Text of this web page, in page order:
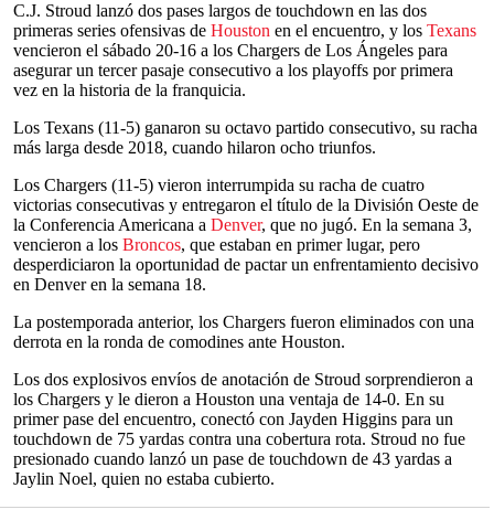
C.J. Stroud lanzó dos pases largos de touchdown en las dos
primeras series ofensivas de Houston en el encuentro, y los Texans
vencieron el sábado 20-16 a los Chargers de Los Ángeles para
asegurar un tercer pasaje consecutivo a los playoffs por primera
vez en la historia de la franquicia.
Los Texans (11-5) ganaron su octavo partido consecutivo, su racha
más larga desde 2018, cuando hilaron ocho triunfos.
Los Chargers (11-5) vieron interrumpida su racha de cuatro
victorias consecutivas y entregaron el título de la División Oeste de
la Conferencia Americana a Denver, que no jugó. En la semana 3,
vencieron a los Broncos, que estaban en primer lugar, pero
desperdiciaron la oportunidad de pactar un enfrentamiento decisivo
en Denver en la semana 18.
La postemporada anterior, los Chargers fueron eliminados con una
derrota en la ronda de comodines ante Houston.
Los dos explosivos envíos de anotación de Stroud sorprendieron a
los Chargers y le dieron a Houston una ventaja de 14-0. En su
primer pase del encuentro, conectó con Jayden Higgins para un
touchdown de 75 yardas contra una cobertura rota. Stroud no fue
presionado cuando lanzó un pase de touchdown de 43 yardas a
Jaylin Noel, quien no estaba cubierto.